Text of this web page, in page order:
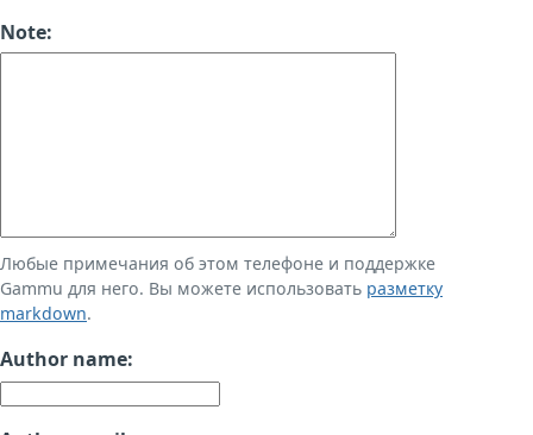
Note:
Любые примечания об этом телефоне и поддержке
Gammu для него. Вы можете использовать разметку
markdown.
Author name: